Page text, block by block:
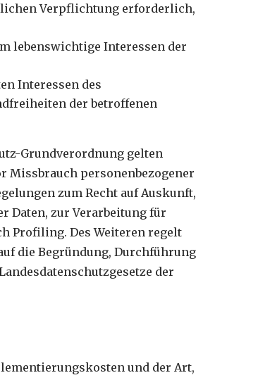
Verpflichtung erforderlich,
lebenswichtige Interessen der
Interessen des
der betroffenen
Grundverordnung gelten
Missbrauch personenbezogener
zum Recht auf Auskunft,
Daten, zur Verarbeitung für
Profiling. Des Weiteren regelt
die Begründung, Durchführung
der
und der Art,